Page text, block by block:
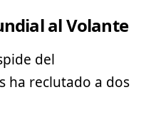
al Volante
del
ha reclutado a dos